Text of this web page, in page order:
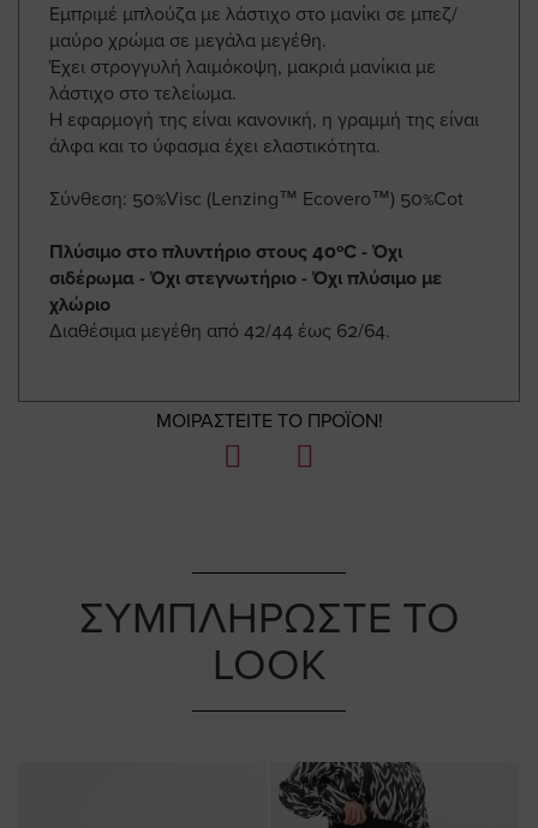
Εμπριμέ μπλούζα με λάστιχο στο μανίκι σε μπεζ/
μαύρο χρώμα σε μεγάλα μεγέθη.
Έχει στρογγυλή λαιμόκοψη, μακριά μανίκια με
λάστιχο στο τελείωμα.
Η εφαρμογή της είναι κανονική, η γραμμή της είναι
άλφα και το ύφασμα έχει ελαστικότητα.
Σύνθεση: 50%Visc (Lenzing™ Ecovero™) 50%Cot
Πλύσιμο στο πλυντήριο στους 40ºC - Όχι
σιδέρωμα - Όχι στεγνωτήριο - Όχι πλύσιμο με
χλώριο
Διαθέσιμα μεγέθη από 42/44 έως 62/64.
ΜΟΙΡΑΣΤΕΙΤΕ ΤΟ ΠΡΟΪΟΝ!
ΣΥΜΠΛΗΡΩΣΤΕ ΤΟ
LOOK